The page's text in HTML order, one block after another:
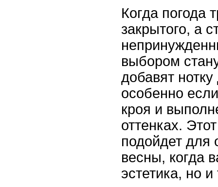
Когда погода
закрытого, а
выбором
добавят
особенно
кроя и
оттенках.
подойдет для
весны, когда
эстетика, но